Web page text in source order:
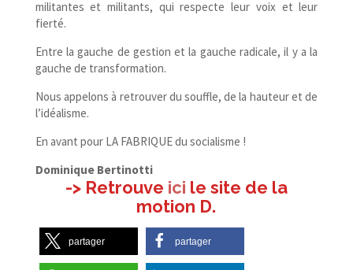
militantes et militants, qui respecte leur voix et leur
fierté.
Entre la gauche de gestion et la gauche radicale, il y a la
gauche de transformation.
Nous appelons à retrouver du souffle, de la hauteur et de
l’idéalisme.
En avant pour LA FABRIQUE du socialisme !
Dominique Bertinotti
-> Retrouve ici le site de la
motion D.
partager partager